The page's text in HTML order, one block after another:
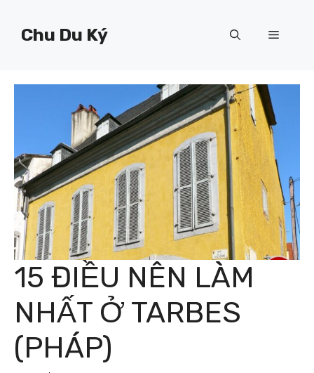
Chu Du Ký Menu
15 ĐIỀU NÊN LÀM
NHẤT Ở TARBES
(PHÁP)